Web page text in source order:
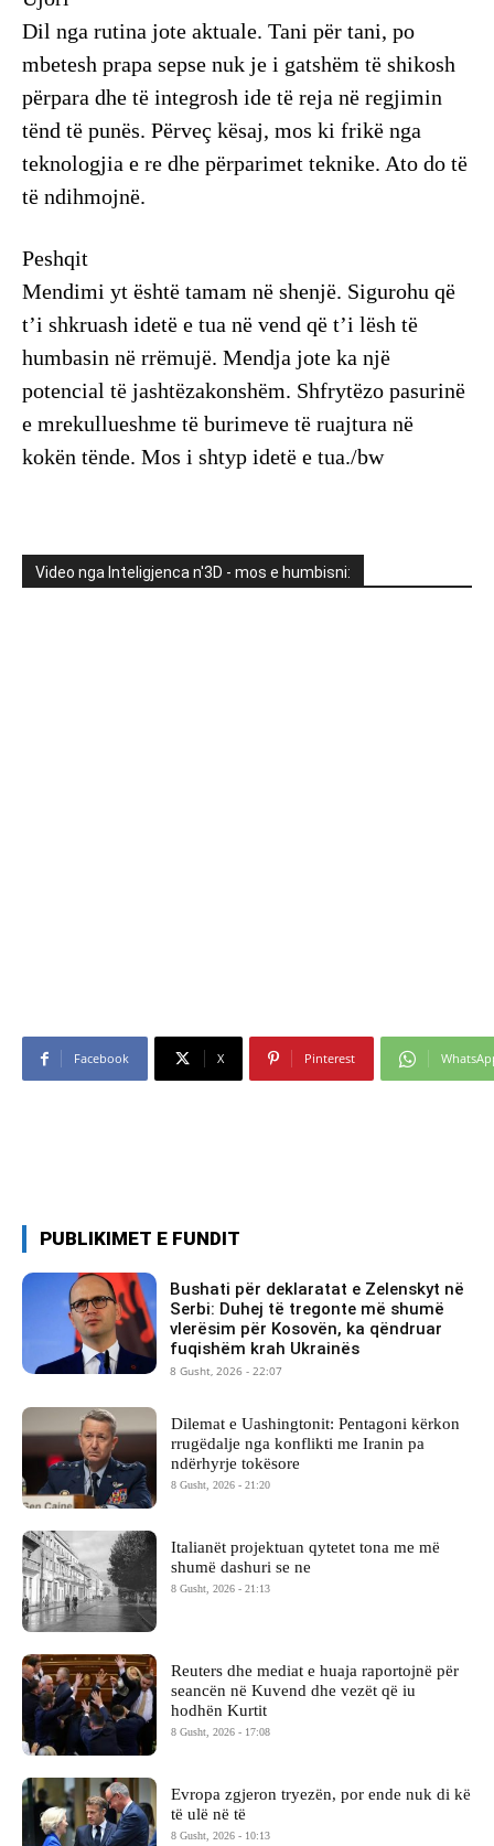
Dil nga rutina jote aktuale. Tani për tani, po
mbetesh prapa sepse nuk je i gatshëm të shikosh
përpara dhe të integrosh ide të reja në regjimin
tënd të punës. Përveç kësaj, mos ki frikë nga
teknologjia e re dhe përparimet teknike. Ato do të
të ndihmojnë.
Peshqit
Mendimi yt është tamam në shenjë. Sigurohu që
t’i shkruash idetë e tua në vend që t’i lësh të
humbasin në rrëmujë. Mendja jote ka një
potencial të jashtëzakonshëm. Shfrytëzo pasurinë
e mrekullueshme të burimeve të ruajtura në
kokën tënde. Mos i shtyp idetë e tua./bw
Video nga Inteligjenca n'3D - mos e humbisni:
Facebook X Pinterest
PUBLIKIMET E FUNDIT
Bushati për deklaratat e Zelenskyt në
Serbi: Duhej të tregonte më shumë
vlerësim për Kosovën, ka qëndruar
fuqishëm krah Ukrainës
8 Gusht, 2026 - 22:07
Dilemat e Uashingtonit: Pentagoni kërkon
rrugëdalje nga konflikti me Iranin pa
ndërhyrje tokësore
8 Gusht, 2026 - 21:20
Italianët projektuan qytetet tona me më
shumë dashuri se ne
8 Gusht, 2026 - 21:13
Reuters dhe mediat e huaja raportojnë për
seancën në Kuvend dhe vezët që iu
hodhën Kurtit
8 Gusht, 2026 - 17:08
Evropa zgjeron tryezën, por ende nuk di kë
të ulë në të
8 Gusht, 2026 - 10:13